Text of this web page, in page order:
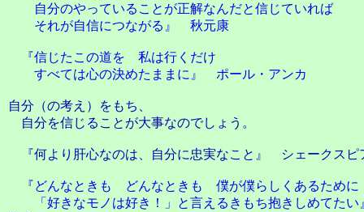
自分のやっていることが正解なんだと信じていれば
それが自信につながる』 秋元康
『信じたこの道を 私は行くだけ
すべては心の決めたままに』 ポール・アンカ
自分（の考え）をもち、
自分を信じることが大事なのでしょう。
『何より肝心なのは、自分に忠実なこと』 シェークスピ
『どんなときも どんなときも 僕が僕らしくあるために
「好きなモノは好き！」と言えるきもち抱きしめてた